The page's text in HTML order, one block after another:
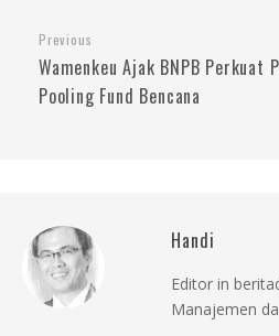
Previous
Wamenkeu Ajak BNPB Perkuat
Pooling Fund Bencana
Handi
Editor in
Manajemen